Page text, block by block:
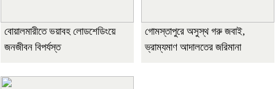
বোয়ালমারীতে ভয়াবহ লোডশেডিংয়ে
জনজীবন বিপর্যস্ত
গোমস্তাপুরে অসুস্থ গরু জবাই,
ভ্রাম্যমাণ আদালতের জরিমানা